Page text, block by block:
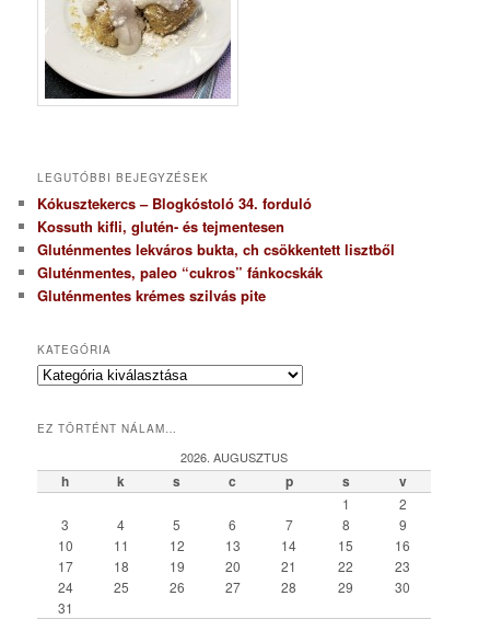
LEGUTÓBBI BEJEGYZÉSEK
Kókusztekercs – Blogkóstoló 34. forduló
Kossuth kifli, glutén- és tejmentesen
Gluténmentes lekváros bukta, ch csökkentett lisztből
Gluténmentes, paleo “cukros” fánkocskák
Gluténmentes krémes szilvás pite
KATEGÓRIA
K
e
r
EZ TÖRTÉNT NÁLAM…
2026. AUGUSZTUS
h k s c p s v
1
2
3
4 5 6 7 8
9
10
11 12 13 14 15
16
17
18 19 20 21 22
23
24
25 26 27 28 29
30
31